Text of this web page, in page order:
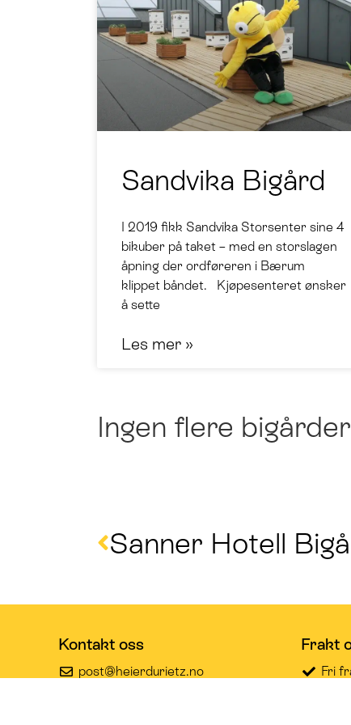
Sandvika Bigård
I 2019 fikk Sandvika Storsenter sine 4
bikuber på taket – med en storslagen
åpning der ordføreren i Bærum
klippet båndet. Kjøpesenteret ønsker
å sette
Les mer »
Ingen flere
Sanner Hotell
Kontakt oss
post@heierdurietz.no
Frakt
Fri